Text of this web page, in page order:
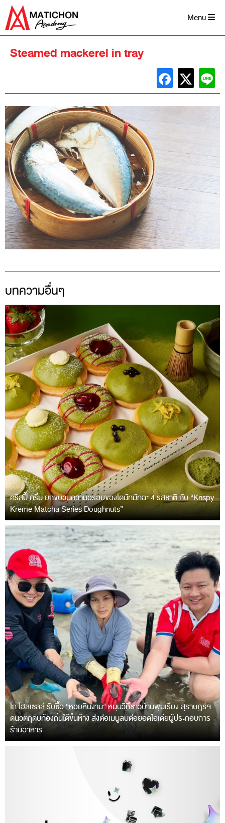
Skip
content
Menu
Steamed mackerel in tray
บทความอื่นๆ
คริสปี้ ครีม ยกขบวนความอร่อยของโดนัทมัทฉะ 4 รสชาติ กับ “Krispy
Kreme Matcha Series Doughnuts”
โก โฮลเซลล์ รับซื้อ “หอยหินงาม” หนุนวิถีชาวบ้านพุมเรียง สุราษฎร์ฯ
ดันวัตถุดิบท้องถิ่นใต้ขึ้นห้าง ส่งต่อเมนูลับต่อยอดไอเดียผู้ประกอบการ
ร้านอาหาร